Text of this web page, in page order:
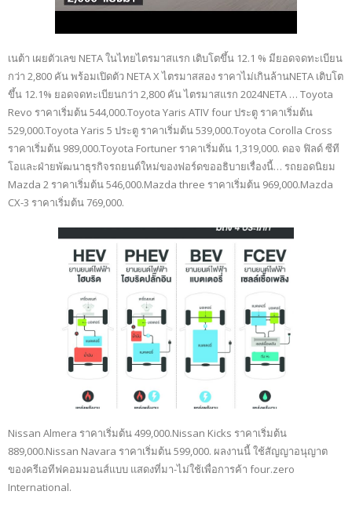
เนต้า เผยตัวเลข NETA ในไทยไตรมาสแรก เติบโตขึ้น 12.1 % มียอดจดทะเบียน
กว่า 2,800 คัน พร้อมเปิดตัว NETA X ไตรมาสสอง ราคาไม่เกินล้านNETA เติบโต
ขึ้น 12.1% ยอดจดทะเบียนกว่า 2,800 คัน ไตรมาสแรก 2024NETA … Toyota
Revo ราคาเริ่มต้น 544,000.Toyota Yaris ATIV four ประตู ราคาเริ่มต้น
529,000.Toyota Yaris 5 ประตู ราคาเริ่มต้น 539,000.Toyota Corolla Cross
ราคาเริ่มต้น 989,000.Toyota Fortuner ราคาเริ่มต้น 1,319,000. ดอจ ฟิลด์ ซีที
โอและฝ่ายพัฒนาธุรกิจรถยนต์ใหม่ของฟอร์ดขออธิบายเรื่องนี้… รถยอดนิยม
Mazda 2 ราคาเริ่มต้น 546,000.Mazda three ราคาเริ่มต้น 969,000.Mazda
CX-3 ราคาเริ่มต้น 769,000.
Nissan Almera ราคาเริ่มต้น 499,000.Nissan Kicks ราคาเริ่มต้น
889,000.Nissan Navara ราคาเริ่มต้น 599,000. ผลงานนี้ ใช้สัญญาอนุญาต
ของครีเอทีฟคอมมอนส์แบบ แสดงที่มา-ไม่ใช้เพื่อการค้า four.zero
International.